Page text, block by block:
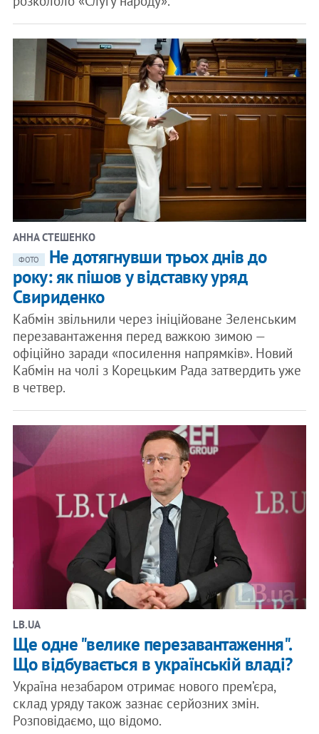
АННА СТЕШЕНКО
ФОТО
Не дотягнувши трьох днів до
року: як пішов у відставку уряд
Свириденко
Кабмін звільнили через ініційоване Зеленським
перезавантаження перед важкою зимою —
офіційно заради «посилення напрямків». Новий
Кабмін на чолі з Корецьким Рада затвердить уже
в четвер.
LB.UA
Ще одне "велике перезавантаження".
Що відбувається в українській владі?
Україна незабаром отримає нового прем’єра,
склад уряду також зазнає серйозних змін.
Розповідаємо, що відомо.